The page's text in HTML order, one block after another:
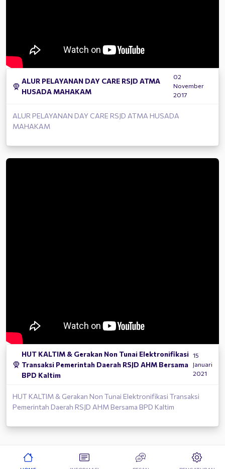
🧕
ALUR PELAYANAN DAY CARE RSJD ATMA
HUSADA MAHAKAM
02
November
2017
ALUR PELAYANAN DAY CARE RSJD ATMA HUSADA
MAHAKAM
🧕
HUT KALTIM & Gerakan Non Tunai Elektronifikasi
Transaksi Pemerintah Daerah RSJD AHM Bersama
BPD Kaltim
15
Januari
2021
HUT KALTIM & Gerakan Non Tunai Elektronifikasi Transaksi
Pemerintah Daerah RSJD AHM Bersama BPD Kaltim